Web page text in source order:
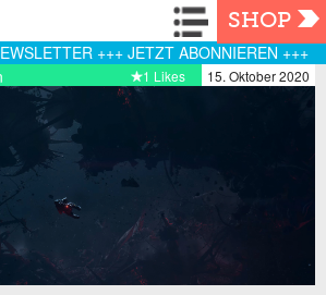
Navigation
SHOP
+++ JETZT ABONNIEREN +++
15. Oktober 2020
1 Likes